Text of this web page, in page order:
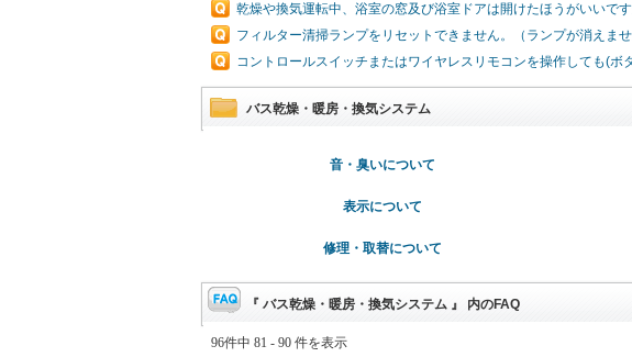
乾燥や換気運転中、浴室の窓及び浴室ドアは開けたほうがいいで
フィルター清掃ランプをリセットできません。（ランプが消えま
コントロールスイッチまたはワイヤレスリモコンを操作しても(
バス乾燥・暖房・換気システム
音・臭いについて
表示について
修理・取替について
『 バス乾燥・暖房・換気システム 』 内のFAQ
96件中 81 - 90 件を表示